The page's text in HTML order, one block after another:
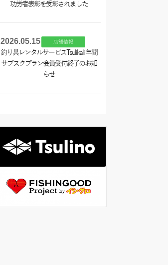
功労者表彰を受彰されました
2026.05.15 店舗情報
釣り具レンタルサービスTsulikali 年間
サブスクプラン会員受付終了のお知
らせ